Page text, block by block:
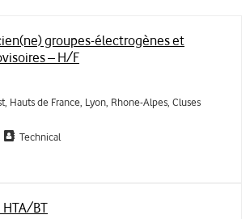
groupes-électrogènes et
– H/F
Hauts de France Lyon Rhone-Alpes Cluses
Technical
HTA/BT